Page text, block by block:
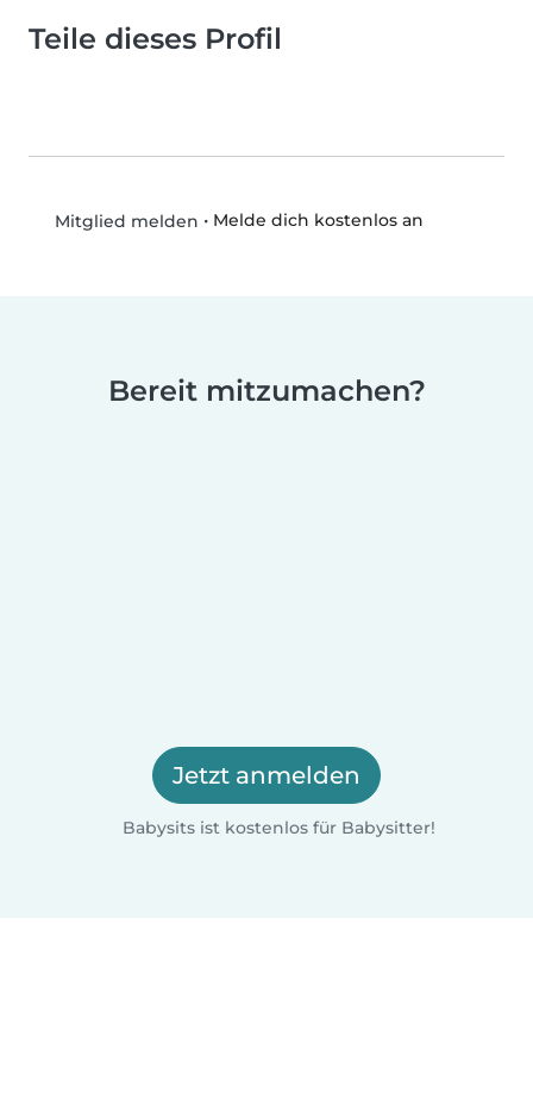
Teile dieses Profil
Mitglied melden • Melde dich kostenlos an
Bereit mitzumachen?
Jetzt anmelden
Babysits ist kostenlos für Babysitter!